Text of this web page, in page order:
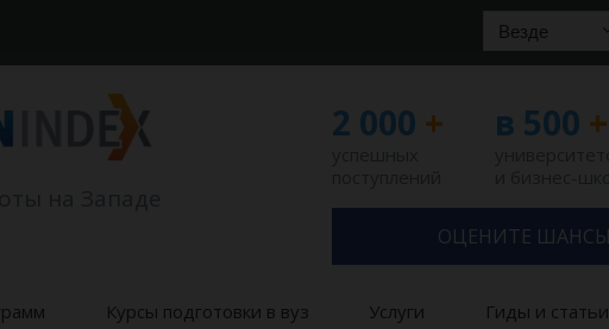
Везде
2 000 + в 500 +
ОЦЕНИТЕ
Курсы подготовки в вуз Услуги Гиды и статьи